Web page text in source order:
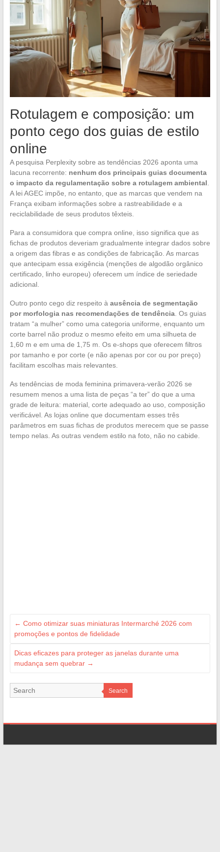
Rotulagem e composição: um
ponto cego dos guias de estilo
online
A pesquisa Perplexity sobre as tendências 2026 aponta uma
lacuna recorrente: nenhum dos principais guias documenta
o impacto da regulamentação sobre a rotulagem ambiental
A lei AGEC impõe, no entanto, que as marcas que vendem na
França exibam informações sobre a rastreabilidade e a
reciclabilidade de seus produtos têxteis.
Para a consumidora que compra online, isso significa que as
fichas de produtos deveriam gradualmente integrar dados sobre
a origem das fibras e as condições de fabricação. As marcas
que antecipam essa exigência (menções de algodão orgânico
certificado, linho europeu) oferecem um índice de seriedade
adicional.
Outro ponto cego diz respeito à ausência de segmentação
por morfologia nas recomendações de tendência. Os guias
tratam “a mulher” como uma categoria uniforme, enquanto um
corte barrel não produz o mesmo efeito em uma silhueta de
1,60 m e em uma de 1,75 m. Os e-shops que oferecem filtros
por tamanho e por corte (e não apenas por cor ou por preço)
facilitam escolhas mais relevantes.
As tendências de moda feminina primavera-verão 2026 se
resumem menos a uma lista de peças “a ter” do que a uma
grade de leitura: material, corte adequado ao uso, composição
verificável. As lojas online que documentam esses três
parâmetros em suas fichas de produtos merecem que se passe
tempo nelas. As outras vendem estilo na foto, não no cabide.
← Como otimizar suas miniaturas Intermarché 2026 com
promoções e pontos de fidelidade
Dicas eficazes para proteger as janelas durante uma
mudança sem quebrar →
Search